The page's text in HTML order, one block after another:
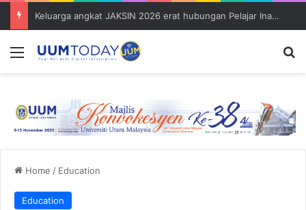
Keluarga angkat JAKSIN 2026 erat hubungan Pelajar Inasis TNB UUM bersama komuniti Pulau Tuba
Menu
Home / Education
Education